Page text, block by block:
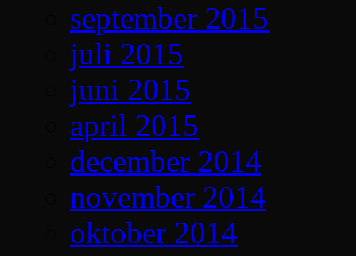
september 2015
juli 2015
juni 2015
april 2015
december 2014
november 2014
oktober 2014